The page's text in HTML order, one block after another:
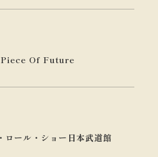
Piece Of Future
ロール・ショー日本武道館